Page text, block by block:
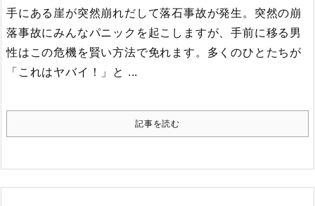
手にある崖が突然崩れだして落石事故が発生。突然の崩
落事故にみんなパニックを起こしますが、手前に移る男
性はこの危機を賢い方法で免れます。 多くのひとたちが
「これはヤバイ！」と ...
記事を読む